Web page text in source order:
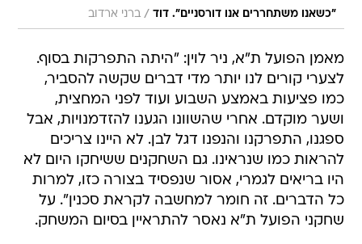
מאמן הפועל ת"א, ניר לוין: "היתה התפרקות בסוף.
כמו פציעות באמצע השבוע ועוד לפני המחצית,
ושער מוקדם. אחרי שהשוונו הגענו להזדמנויות, אבל
ספגנו, התפרקנו והנפנו דגל לבן. לא היינו צריכים
להראות כמו שנראינו. גם השחקנים ששיחקו היום לא
היו בריאים לגמרי, אסור שנפסיד בצורה כזו, למרות
כל הדברים. זה חומר למחשבה לקראת סכנין". על
שחקני הפועל ת"א נאסר להתראיין בסיום המשחק.
מאמן מכבי הרצליה, פרדי דוד: "היה משחק